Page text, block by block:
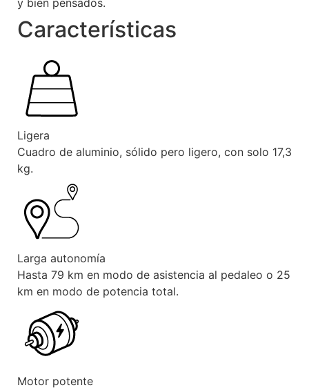
y bien pensados.
Características
Ligera
Cuadro de aluminio, sólido pero ligero, con solo 17,3
kg.
Larga autonomía
Hasta 79 km en modo de asistencia al pedaleo o 25
km en modo de potencia total.
Motor potente